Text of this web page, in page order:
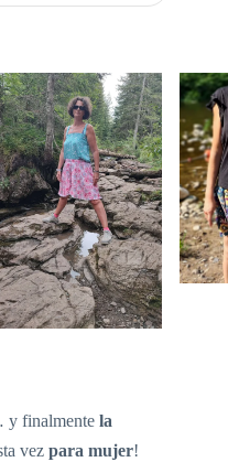
finalmente la
vez para mujer!